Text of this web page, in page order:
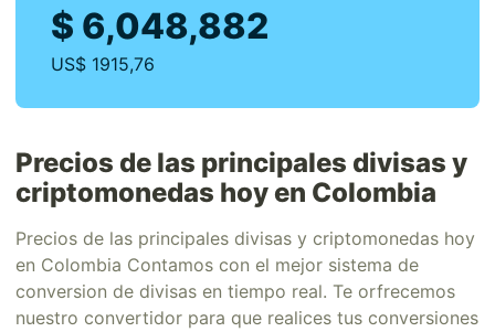
$ 6,048,882
US$ 1915,76
Precios de las principales divisas y
criptomonedas hoy en Colombia
Precios de las principales divisas y criptomonedas hoy
en Colombia Contamos con el mejor sistema de
conversion de divisas en tiempo real. Te orfrecemos
nuestro convertidor para que realices tus conversiones